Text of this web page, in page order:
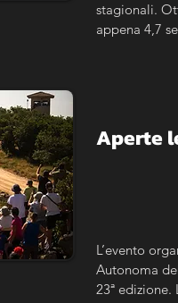
stagionali.
appena 4,7
Aperte
L’evento
Autonoma
23ª